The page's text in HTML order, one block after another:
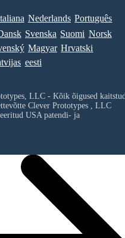
Nederlands Português
Svenska Suomi Norsk
Magyar Hrvatski
eesti
LLC - Kõik õigused
Clever Prototypes , LLC
USA patendi- ja